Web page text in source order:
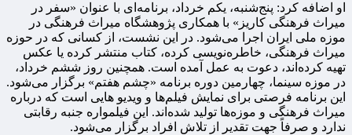
او اضافه کرد: پنج‌شنبه، یکم خرداد، برنامه‌ای با عنوان «سفر در
میراث فرهنگی کاریز» با همکاری پژوهشگاه میراث فرهنگی در
موزه ملی ایران اجرا می‌شود. در این نشست، از کسانی که در حوزه
میراث فرهنگی، خاطره‌نویسی کرده، کتاب منتشر کرده یا عکس
تهیه کرده‌اند، دعوت به عمل آمده است. همچنین روز ششم خرداد،
در موزه سینما، چهارمین دوره برنامه «چشم هفتم» برگزار می‌شود.
این برنامه فرصتی برای نمایش فیلم‌ها و ویدیو هایی است که درباره
میراث فرهنگی و موزه‌ها تولید شده‌اند. این فیلمواره جنبه رقابتی
ندارد و صرفاً جهت تقدیر از تلاش افراد برگزار می‌شود.